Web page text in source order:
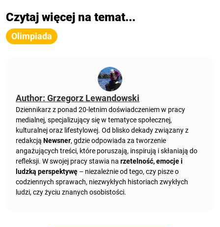
Czytaj więcej na temat...
Olimpiada
Author: Grzegorz Lewandowski
Dziennikarz z ponad 20-letnim doświadczeniem w pracy
medialnej, specjalizujący się w tematyce społecznej,
kulturalnej oraz lifestylowej. Od blisko dekady związany z
redakcją Newsner, gdzie odpowiada za tworzenie
angażujących treści, które poruszają, inspirują i skłaniają do
refleksji. W swojej pracy stawia na rzetelność, emocje i
ludzką perspektywę – niezależnie od tego, czy pisze o
codziennych sprawach, niezwykłych historiach zwykłych
ludzi, czy życiu znanych osobistości.